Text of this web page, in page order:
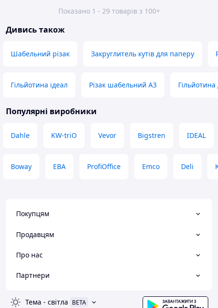
Показано 1 - 29 товарів з 100+
Дивись також
Шабельний різак Закруглитель кутів для паперу
Гільйотина ідеал Різак шабельний А3
Популярні виробники
Dahle KW-triO Vevor Bigstren IDEAL
Boway EBA ProfiOffice Emco Deli
Покупцям
Продавцям
Про нас
Партнери
Тема - світла BETA